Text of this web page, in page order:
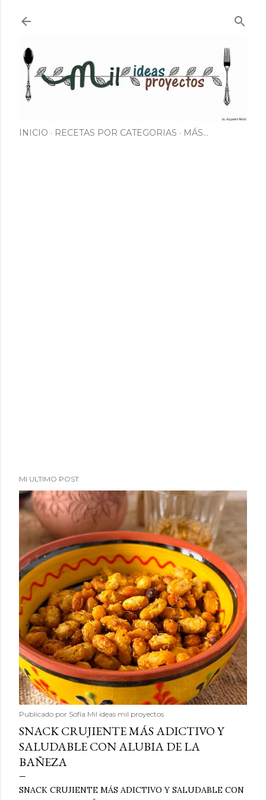
INICIO RECETAS POR CATEGORIAS MÁS…
MI ULTIMO POST
Publicado por Sofía Mil ideas mil proyectos
SNACK CRUJIENTE MÁS ADICTIVO Y
SALUDABLE CON ALUBIA DE LA
BAÑEZA
SNACK CRUJIENTE MÁS ADICTIVO Y SALUDABLE CON